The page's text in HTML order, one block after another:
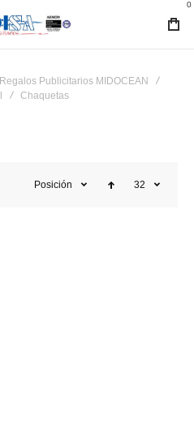
0
Regalos Publicitarios MIDOCEAN
Chaquetas
Posición 32